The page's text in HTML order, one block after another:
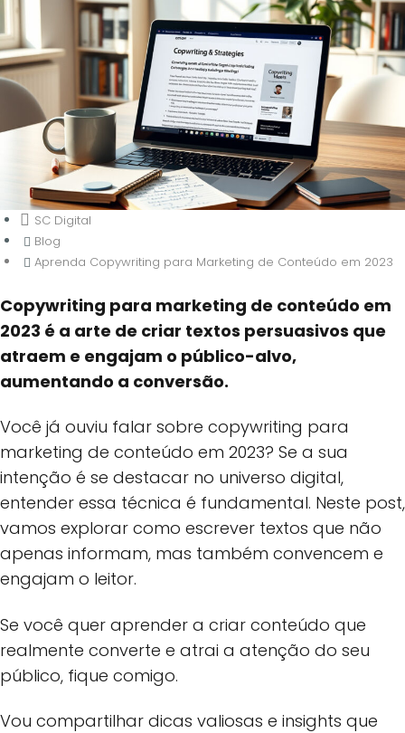
Aprenda Copywriting para Marketing
de Conteúdo em 2023
SC Digital
Blog
Aprenda Copywriting para Marketing de Conteúdo em 2023
Copywriting para marketing de conteúdo em
2023 é a arte de criar textos persuasivos que
atraem e engajam o público-alvo,
aumentando a conversão.
Você já ouviu falar sobre copywriting para
marketing de conteúdo em 2023? Se a sua
intenção é se destacar no universo digital,
entender essa técnica é fundamental. Neste post,
vamos explorar como escrever textos que não
apenas informam, mas também convencem e
engajam o leitor.
Se você quer aprender a criar conteúdo que
realmente converte e atrai a atenção do seu
público, fique comigo.
Vou compartilhar dicas valiosas e insights que